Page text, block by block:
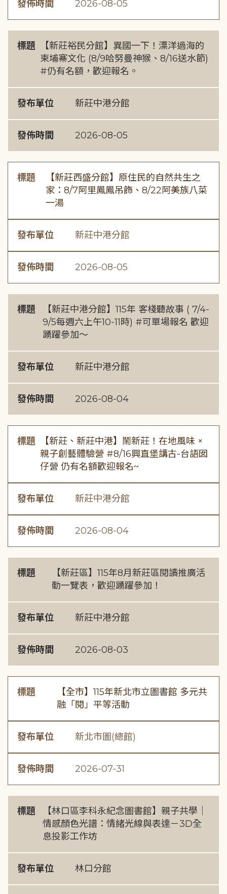
發佈時間 2026-08-05
標題
【新莊裕民分館】異國一下！漂洋過海的
柬埔寨文化 (8/9哈努曼神猴、8/16送水節)
#仍有名額，歡迎報名。
發布單位 新莊中港分館
發佈時間 2026-08-05
標題
【新莊西盛分館】原住民的自然共生之
家：8/7阿里鳳鳳吊飾、8/22阿美族八菜
一湯
發布單位 新莊中港分館
發佈時間 2026-08-05
標題
【新莊中港分館】115年 客棧聽故事 ( 7/4-
9/5每週六上午10-11時) #可單場報名 歡迎
踴躍參加～
發布單位 新莊中港分館
發佈時間 2026-08-04
標題
【新莊、新莊中港】鬧新莊！在地風味 ×
親子創藝體驗營 #8/16興直堡講古-台語囡
仔營 仍有名額歡迎報名~
發布單位 新莊中港分館
發佈時間 2026-08-04
標題
【新莊區】115年8月新莊區閱讀推廣活
動一覽表，歡迎踴躍參加！
發布單位 新莊中港分館
發佈時間 2026-08-03
標題
【全市】115年新北市立圖書館 多元共
融「閱」平等活動
發布單位 新北市圖(總館)
發佈時間 2026-07-31
標題
【林口區李科永紀念圖書館】親子共學｜
情感顏色光譜：情緒光線與表達－3D全
息投影工作坊
發布單位 林口分館